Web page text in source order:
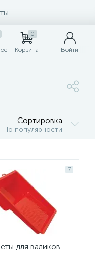
0
Корзина Войти
Сортировка
По популярности
7
для валиков